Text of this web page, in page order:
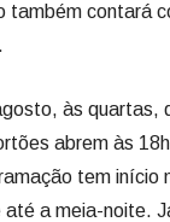
também contará
às quartas,
abrem às
tem início
até a meia-noite.